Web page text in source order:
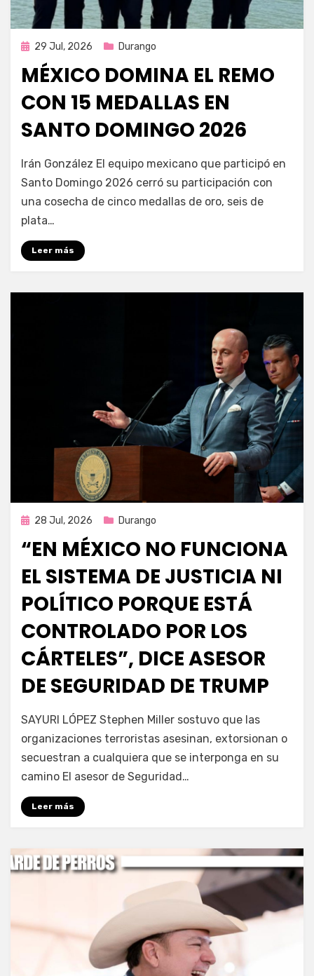
Publicada
29 Jul, 2026 Durango
MÉXICO DOMINA EL REMO
CON 15 MEDALLAS EN
SANTO DOMINGO 2026
por Fernando Miranda Servín
Irán González El equipo mexicano que participó en
Santo Domingo 2026 cerró su participación con
una cosecha de cinco medallas de oro, seis de
plata…
Leer más
Publicada
28 Jul, 2026 Durango
“EN MÉXICO NO FUNCIONA
EL SISTEMA DE JUSTICIA NI
POLÍTICO PORQUE ESTÁ
CONTROLADO POR LOS
CÁRTELES”, DICE ASESOR
DE SEGURIDAD DE TRUMP
porFernando Miranda Servín
SAYURI LÓPEZ Stephen Miller sostuvo que las
organizaciones terroristas asesinan, extorsionan o
secuestran a cualquiera que se interponga en su
camino El asesor de Seguridad…
Leer más